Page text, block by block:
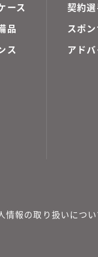
ース
品
ス
契約
スポ
アド
情報の取り扱いについ